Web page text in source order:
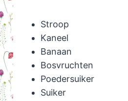
Stroop
Kaneel
Banaan
Bosvruchten
Poedersuiker
Suiker